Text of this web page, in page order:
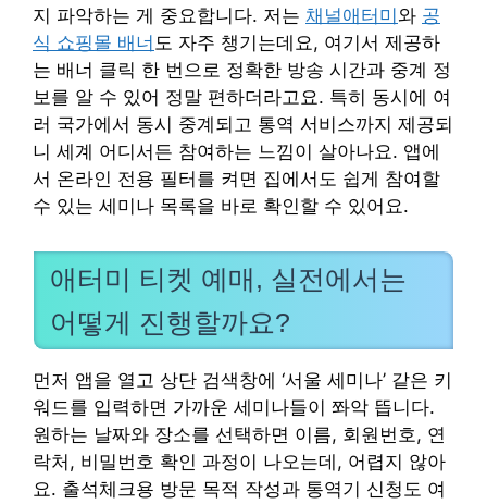
지 파악하는 게 중요합니다. 저는 채널애터미와 공
식 쇼핑몰 배너 도 자주 챙기는데요, 여기서 제공하
는 배너 클릭 한 번으로 정확한 방송 시간과 중계 정
보를 알 수 있어 정말 편하더라고요. 특히 동시에 여
러 국가에서 동시 중계되고 통역 서비스까지 제공되
니 세계 어디서든 참여하는 느낌이 살아나요. 앱에
서 온라인 전용 필터를 켜면 집에서도 쉽게 참여할
수 있는 세미나 목록을 바로 확인할 수 있어요.
애터미 티켓 예매, 실전에서는
어떻게 진행할까요?
먼저 앱을 열고 상단 검색창에 ‘서울 세미나’ 같은 키
워드를 입력하면 가까운 세미나들이 쫘악 뜹니다.
원하는 날짜와 장소를 선택하면 이름, 회원번호, 연
락처, 비밀번호 확인 과정이 나오는데, 어렵지 않아
요. 출석체크용 방문 목적 작성과 통역기 신청도 여